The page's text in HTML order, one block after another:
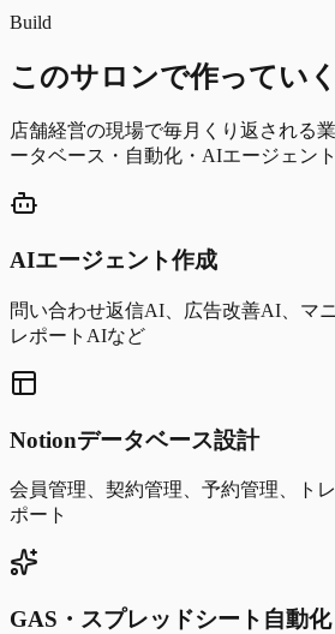
Build
このサロンで作ってい
店舗経営の現場で毎月くり返される
ータベース・自動化・AIエージェン
AIエージェント作成
問い合わせ返信AI、広告改善AI、マ
レポートAIなど
Notionデータベース設計
会員管理、契約管理、予約管理、ト
ポート
GAS・スプレッドシート自動化